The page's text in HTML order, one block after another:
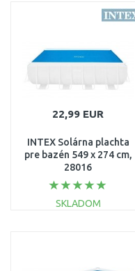
22,99 EUR
INTEX Solárna plachta
pre bazén 549 x 274 cm,
28016
SKLADOM